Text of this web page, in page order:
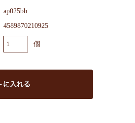
ap025bb
4589870210925
個